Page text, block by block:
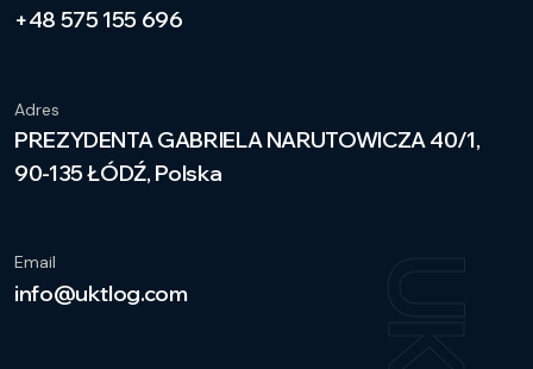
+48 575 155 696
Adres
PREZYDENTA GABRIELA NARUTOWICZA 40/1,
90-135 ŁÓDŹ, Polska
Email
info@uktlog.com